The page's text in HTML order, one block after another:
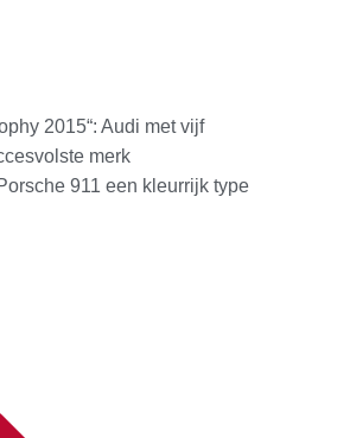
2015“: Audi met vijf
merk
911 een kleurrijk type